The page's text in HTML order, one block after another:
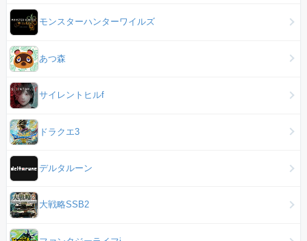
モンスターハンターワイルズ
あつ森
サイレントヒルf
ドラクエ3
デルタルーン
大戦略SSB2